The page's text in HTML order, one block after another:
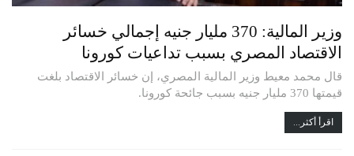
وزير المالية: 370 مليار جنيه إجمالي خسائر
الاقتصاد المصري بسبب تداعيات كورونا
قال محمد معيط وزير المالية المصري، إن خسائر الاقتصاد بلغت
قيمتها 370 مليار جنيه بسبب جائحة كورونا.
اقرأ أكثر...